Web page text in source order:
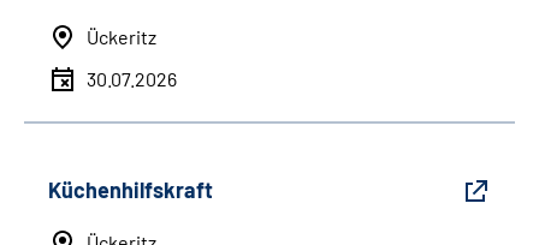
Ückeritz
30.07.2026
Küchenhilfskraft